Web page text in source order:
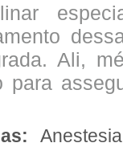
Ali,
para